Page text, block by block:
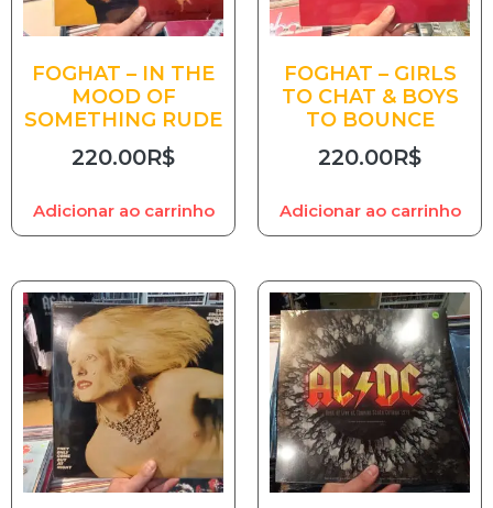
FOGHAT – IN THE
MOOD OF
SOMETHING RUDE
220.00R$
Adicionar ao carrinho
FOGHAT – GIRLS
TO CHAT & BOYS
TO BOUNCE
220.00R$
Adicionar ao carrinho